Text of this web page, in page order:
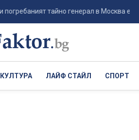
тайно генерал в Москва е не
КУЛТУРА ЛАЙФ СТАЙЛ СПОРТ